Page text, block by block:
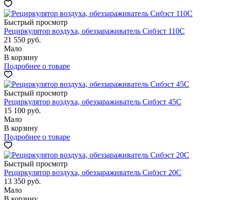
Быстрый просмотр
Рециркулятор воздуха, обеззараживатель Сибэст 110С
21 550 руб.
Мало
В корзину
Подробнее о товаре
Быстрый просмотр
Рециркулятор воздуха, обеззараживатель Сибэст 45С
15 100 руб.
Мало
В корзину
Подробнее о товаре
Быстрый просмотр
Рециркулятор воздуха, обеззараживатель Сибэст 20С
13 350 руб.
Мало